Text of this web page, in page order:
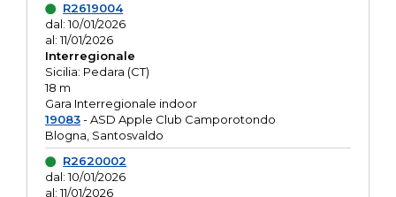
R2619004
dal: 10/01/2026
al: 11/01/2026
Interregionale
Sicilia: Pedara (CT)
18 m
Gara Interregionale indoor
19083- ASD Apple Club Camporotondo
Blogna, Santosvaldo
R2620002
dal: 10/01/2026
al: 11/01/2026